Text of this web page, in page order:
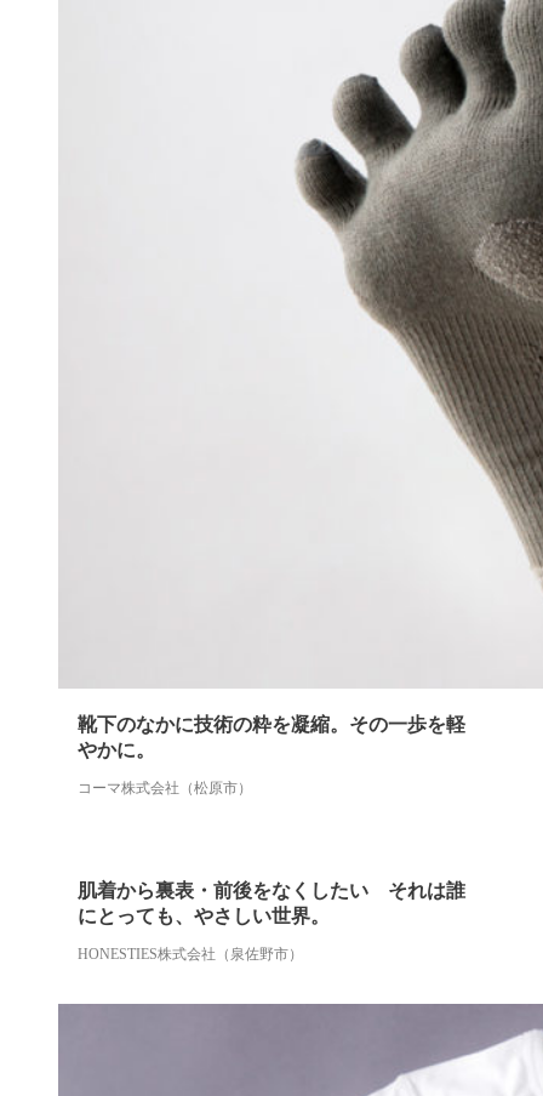
靴下のなかに技術の粋を凝縮。その一歩を軽
やかに。
コーマ株式会社（松原市）
肌着から裏表・前後をなくしたい それは誰
にとっても、やさしい世界。
HONESTIES株式会社（泉佐野市）